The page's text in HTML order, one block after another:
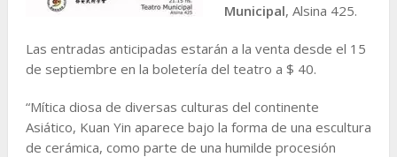
Municipal, Alsina 425.
Las entradas anticipadas estarán a la venta desde el 15
de septiembre en la boletería del teatro a $ 40.
“Mítica diosa de diversas culturas del continente
Asiático, Kuan Yin aparece bajo la forma de una escultura
de cerámica, como parte de una humilde procesión